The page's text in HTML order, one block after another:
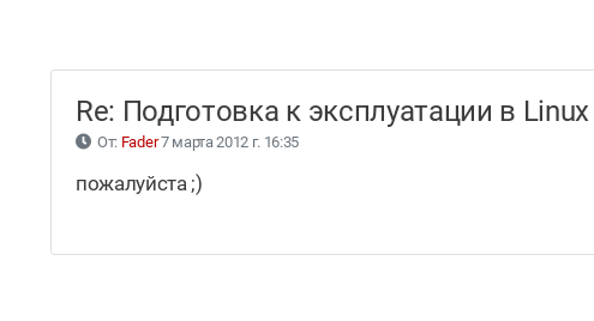
Re: Подготовка к эксплуатации в
От: Fader7 марта 2012 г. 16:35
пожалуйста ;)